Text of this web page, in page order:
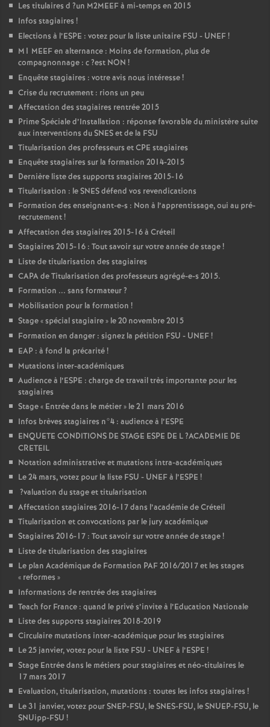
Les titulaires d ?un M2MEEFà mi-temps en 2015
Infos stagiaires !
Elections à l’ESPE : votez pour la liste unitaire FSU - UNEF!
M1 MEEFen alternance : Moins de formation, plus de
compagnonnage : c?est NON !
Enquête stagiaires : votre avis nous intéresse!
Crise du recrutement : rions un peu
Affectation des stagiaires rentrée 2015
Prime Spéciale d’Installation : réponse favorable du ministère suite
aux interventions duSNESet de la FSU
Titularisation des professeurs etCPE stagiaires
Enquête stagiaires sur la formation 2014-2015
Dernière liste des supports stagiaires 2015-16
Titularisation : leSNESdéfend vos revendications
Formation des enseignant-e-s : Non à l’apprentissage, oui au pré-
recrutement!
Affectation des stagiaires 2015-16 à Créteil
Stagiaires 2015-16 : Tout savoir sur votre année de stage!
Liste de titularisation des stagiaires
CAPAde Titularisation des professeurs agrégé-e-s 2015.
Formation ... sans formateur?
Mobilisation pour la formation !
Stage «spécial stagiaire» le 20 novembre 2015
Formation en danger : signez la pétition FSU - UNEF!
EAP : à fond la précarité!
Mutations inter-académiques
Audience à l’ESPE : charge de travail très importante pour les
stagiaires
Stage « Entrée dans le métier» le 21 mars 2016
Infos brèves stagiaires n°4 : audience à l’ESPE
ENQUETE CONDITIONS DE STAGE ESPE DE L?ACADEMIE DE
CRETEIL
Notation administrative et mutations intra-académiques
Le 24 mars, votez pour la liste FSU - UNEFà l’ESPE !
?valuation du stage et titularisation
Affectation stagiaires 2016-17 dans l’académie de Créteil
Titularisation et convocations par le jury académique
Stagiaires 2016-17 : Tout savoir sur votre année de stage!
Liste de titularisation des stagiaires
Le plan Académique de Formation PAF2016/2017 et les stages
« reformes »
Informations de rentrée des stagiaires
Teach for France : quand le privé s’invite à l’Education Nationale
Liste des supports stagiaires 2018-2019
Circulaire mutations inter-académique pour les stagiaires
Le 25 janvier, votez pour la liste FSU - UNEFà l’ESPE !
Stage Entrée dans le métiers pour stagiaires et néo-titulaires le
17 mars 2017
Evaluation, titularisation, mutations : toutes les infos stagiaires !
Le 31 janvier, votez pourSNEP-FSU, leSNES-FSU, leSNUEP-FSU, le
SNUipp-FSU !